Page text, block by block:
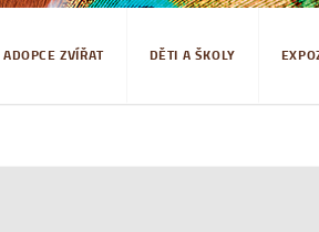
ADOPCE ZVÍŘAT DĚTI A ŠKOLY